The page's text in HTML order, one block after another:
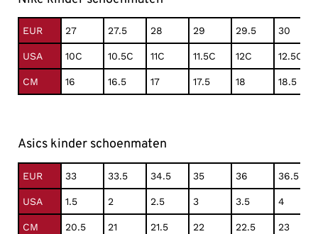
EUR 27 27.5 28 29 29.5 30
USA 10C 10.5C 11C 11.5C 12C 12.5C
CM 16 16.5 17 17.5 18 18.5
Asics kinder schoenmaten
EUR 33 33.5 34.5 35 36 36.5
USA 1.5 2 2.5 3 3.5 4
CM 20.5 21 21.5 22 22.5 23